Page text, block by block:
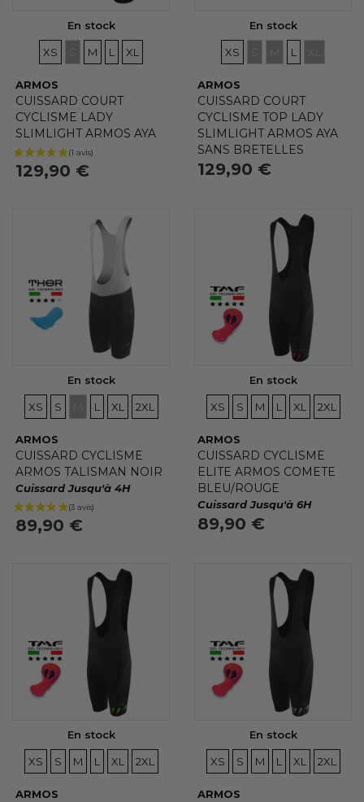
En stock
TAILLES
XS
TAILLES
TAILLES
M
TAILLES
L
TAILLES
XL
ARMOS
CUISSARD COURT
CYCLISME LADY
SLIMLIGHT ARMOS AYA
129,90 €
En stock
TAILLES
XS
TAILLES
TAILLES
TAILLES
L
TAILLES
ARMOS
CUISSARD COURT
CYCLISME TOP LADY
SLIMLIGHT ARMOS AYA
SANS BRETELLES
129,90 €
En stock
TAILLES
XS
TAILLES
S
TAILLES
TAILLES
L
TAILLES
XL
TAILLES
2XL
ARMOS
CUISSARD CYCLISME
ARMOS TALISMAN NOIR
Cuissard Jusqu'à 4H
89,90 €
En stock
TAILLES
XS
TAILLES
S
TAILLES
M
TAILLES
L
TAILLES
XL 2XL
ARMOS
CUISSARD CYCLISME
ELITE ARMOS COMETE
BLEU/ROUGE
Cuissard Jusqu'à 6H
89,90 €
En stock
TAILLES
XS
TAILLES
S
TAILLES
M
TAILLES
L
TAILLES
XL
TAILLES
2XL
ARMOS
En stock
TAILLES
XS
TAILLES
S
TAILLES
M
TAILLES
L
TAILLES
XL 2XL
ARMOS